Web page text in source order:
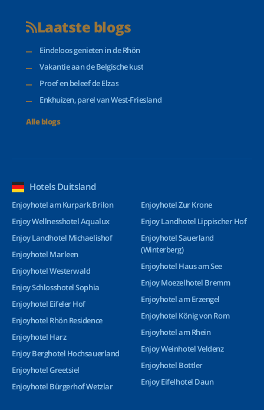
Laatste blogs
Eindeloos genieten in de Rhön
Vakantie aan de Belgische kust
Proef en beleef de Elzas
Enkhuizen, parel van West-Friesland
Alle blogs
Hotels Duitsland
Enjoyhotel am Kurpark Brilon
Enjoy Wellnesshotel Aqualux
Enjoy Landhotel Michaelishof
Enjoyhotel Marleen
Enjoyhotel Westerwald
Enjoy Schlosshotel Sophia
Enjoyhotel Eifeler Hof
Enjoyhotel Rhön Residence
Enjoyhotel Harz
Enjoy Berghotel Hochsauerland
Enjoyhotel Greetsiel
Enjoyhotel Bürgerhof Wetzlar
Enjoyhotel Zur Krone
Enjoy Landhotel Lippischer Hof
Enjoyhotel Sauerland
(Winterberg)
Enjoyhotel Haus am See
Enjoy Moezelhotel Bremm
Enjoyhotel am Erzengel
Enjoyhotel König von Rom
Enjoyhotel am Rhein
Enjoy Weinhotel Veldenz
Enjoyhotel Bottler
Enjoy Eifelhotel Daun